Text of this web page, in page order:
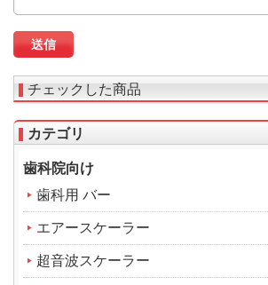
チェックした商品
カテゴリ
歯科院向け
歯科用 バー
エアースケーラー
超音波スケーラー